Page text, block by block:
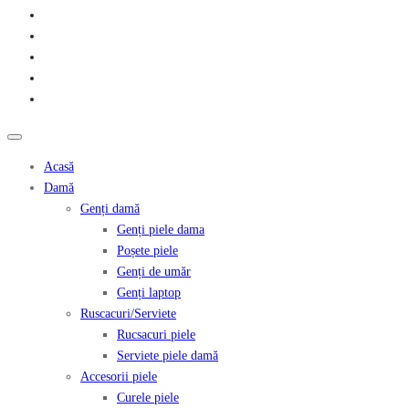
Acasă
Damă
Genți damă
Genți piele dama
Poșete piele
Genți de umăr
Genți laptop
Ruscacuri/Serviete
Rucsacuri piele
Serviete piele damă
Accesorii piele
Curele piele